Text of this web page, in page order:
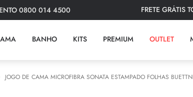
0800 014 4500 FRETE GRÁTIS
BANHO KITS PREMIUM OUTLET
JOGO DE CAMA MICROFIBRA SONATA ESTAMPADO FOLHAS